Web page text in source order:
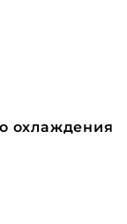
охлаждения